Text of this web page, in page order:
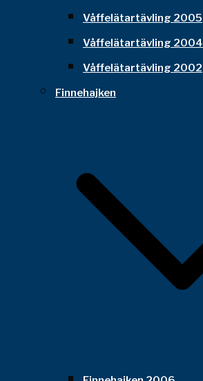
Våffelätartävling 2005
Våffelätartävling 2004
Våffelätartävling 2002
Finnehajken